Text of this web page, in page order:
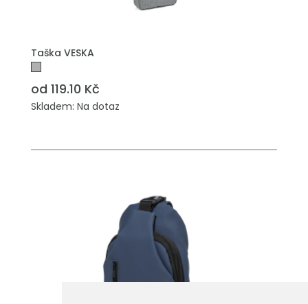
Taška VESKA
od 119.10 Kč
Skladem: Na dotaz